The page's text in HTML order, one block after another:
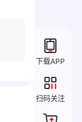
下载APP
扫码关注